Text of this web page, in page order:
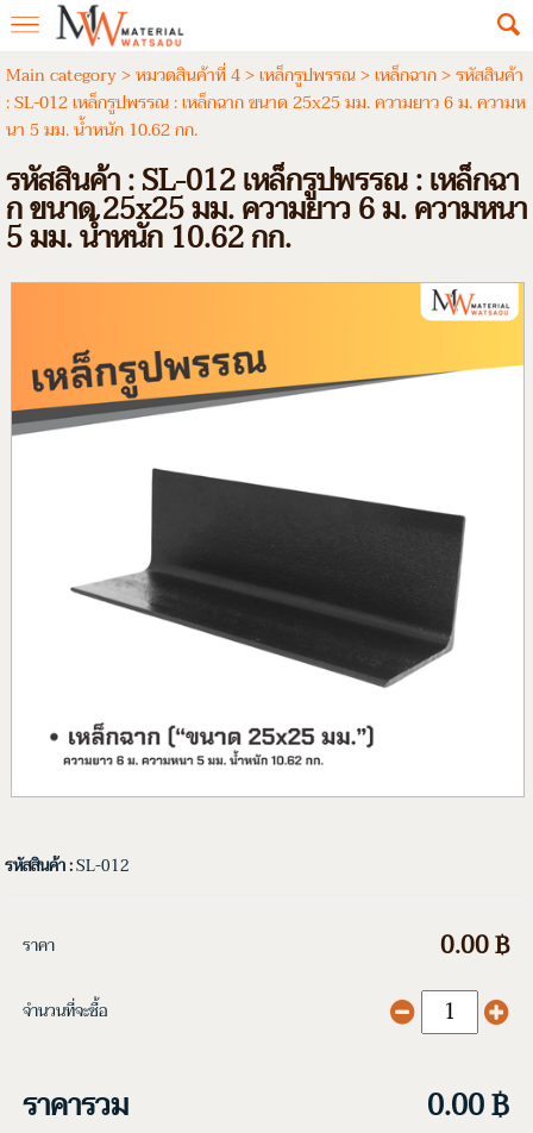
Main category>หมวดสินค้าที่ 4>เหล็กรูปพรรณ>เหล็กฉาก> รหัสสินค้า
: SL-012 เหล็กรูปพรรณ : เหล็กฉาก ขนาด 25x25 มม. ความยาว 6 ม. ความห
นา 5 มม. น้ำหนัก 10.62 กก.
รหัสสินค้า : SL-012 เหล็กรูปพรรณ : เหล็กฉา
ก ขนาด 25x25 มม. ความยาว 6 ม. ความหนา
5 มม. น้ำหนัก 10.62 กก.
รหัสสินค้า :SL-012
ราคา 0.00 ฿
จำนวนที่จะซื้อ
ราคารวม 0.00 ฿